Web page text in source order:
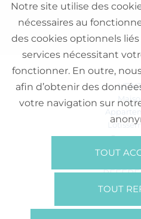
SUR
Notre site utilise des
nécessaires au
des cookies optionnels
services nécessitant
fonctionner. En outre,
afin d’obtenir des
votre navigation sur
TOUT
TOUT